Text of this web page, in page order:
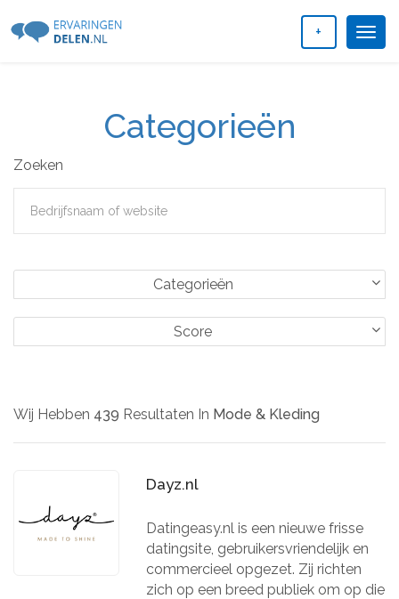
+
Categorieën
Zoeken
Categorieën
Score
Wij Hebben 439 Resultaten In Mode & Kleding
Dayz.nl
Datingeasy.nl is een nieuwe frisse
datingsite, gebruikersvriendelijk en
commercieel opgezet. Zij richten
zich op een breed publiek om op die